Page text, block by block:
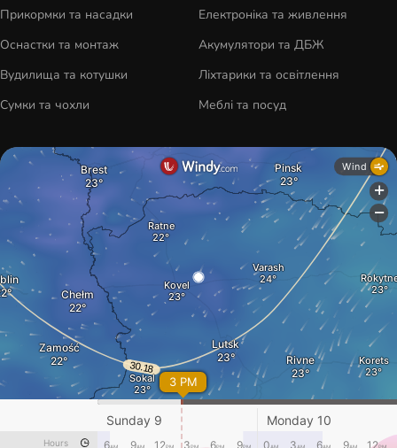
Прикормки та насадки
Оснастки та монтаж
Вудилища та котушки
Сумки та чохли
Електроніка та живлення
Акумулятори та ДБЖ
Ліхтарики та освітлення
Меблі та посуд